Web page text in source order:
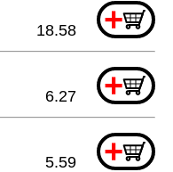
+
18.58
+
6.27
+
5.59